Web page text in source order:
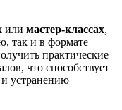
или мастер-классах,
так и в формате
практические
что способствует
устранению